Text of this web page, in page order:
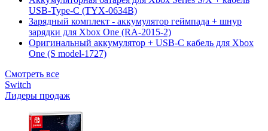
USB-Type-C (TYX-0634B)
Зарядный комплект - аккумулятор геймпада + шнур
зарядки для Xbox One (RA-2015-2)
Оригинальный аккумулятор + USB-C кабель для Xbox
One (S model-1727)
Смотреть все
Switch
Лидеры продаж